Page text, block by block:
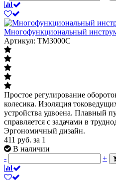
Многофункциональный
Артикул: TM3000C
Простое регулирование
колесика. Изоляция
устройства удвоена. Плавный
справляется с задачами в
Эргономичный дизайн.
411 руб. за 1
В наличии
-
+